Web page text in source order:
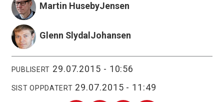
Martin HusebyJensen
Glenn SlydalJohansen
PUBLISERT 29.07.2015 - 10:56
SIST OPPDATERT 29.07.2015 - 11:49